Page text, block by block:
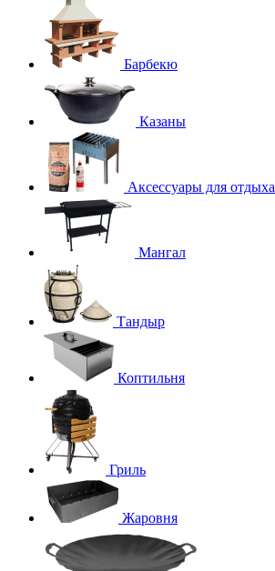
Барбекю
Казаны
Аксессуары для отдыха
Мангал
Тандыр
Коптильня
Гриль
Жаровня